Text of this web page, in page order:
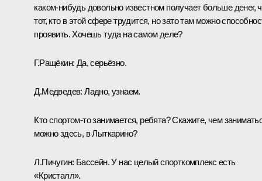
каком‑нибудь довольно известном получает больше денег,
тот, кто в этой сфере трудится, но зато там можно
проявить. Хочешь туда на самом деле?
Г.Ращёкин: Да, серьёзно.
Д.Медведев:Ладно, узнаем.
Кто спортом‑то занимается, ребята? Скажите, чем
можно здесь, в Лыткарино?
Л.Пичугин: Бассейн. У нас целый спорткомплекс есть
«Кристалл».